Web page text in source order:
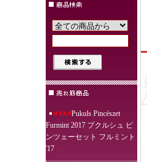
Pukuls Pincészet
Furmint 2017 プクルシュ ピ
ンツェーセット フルミント
'17